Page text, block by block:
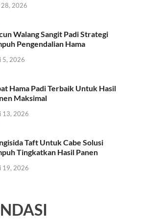
28, 2026
Walang Sangit Padi Strategi
Pengendalian Hama
5, 2026
Hama Padi Terbaik Untuk Hasil
Maksimal
13, 2026
Taft Untuk Cabe Solusi
Tingkatkan Hasil Panen
19, 2026